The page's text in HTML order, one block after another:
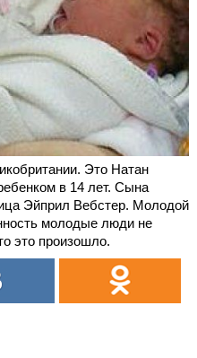
Это Натан
в 14 лет. Сына
Эйприл Вебстер. Молодой
молодые люди не
это произошло.